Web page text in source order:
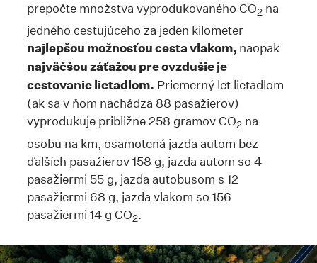
prepočte množstva vyprodukovaného CO2 na
jedného cestujúceho za jeden kilometer
najlepšou možnosťou cesta vlakom, naopak
najväčšou záťažou pre ovzdušie je
cestovanie lietadlom. Priemerný let lietadlom
(ak sa v ňom nachádza 88 pasažierov)
vyprodukuje približne 258 gramov CO2 na
osobu na km, osamotená jazda autom bez
ďalších pasažierov 158 g, jazda autom so 4
pasažiermi 55 g, jazda autobusom s 12
pasažiermi 68 g, jazda vlakom so 156
pasažiermi 14 g CO2.